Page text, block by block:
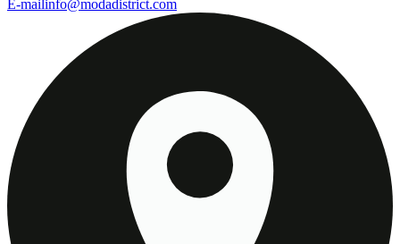
E-mailinfo@modadistrict.com